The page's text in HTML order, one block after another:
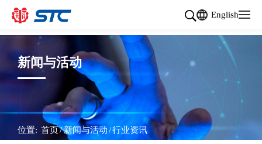
English
新闻与活动
位置: 首页/新闻与活动/行业资讯